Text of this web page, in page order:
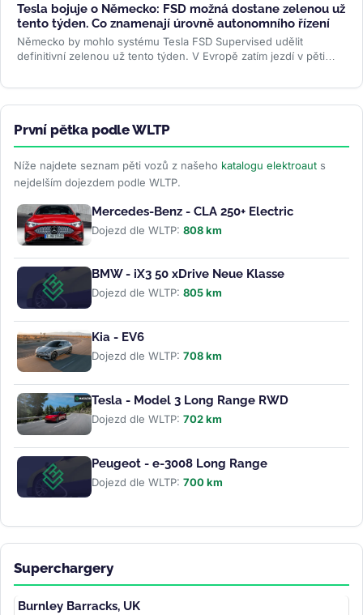
Tesla bojuje o Německo: FSD možná dostane zelenou už
tento týden. Co znamenají úrovně autonomního řízení
Německo by mohlo systému Tesla FSD Supervised udělit
definitivní zelenou už tento týden. V Evropě zatím jezdí v pěti
První pětka podle WLTP
Níže najdete seznam pěti vozů z našeho katalogu elektroaut s
nejdelším dojezdem podle WLTP.
Mercedes-Benz - CLA 250+ Electric
Dojezd dle WLTP: 808 km
BMW - iX3 50 xDrive Neue Klasse
Dojezd dle WLTP: 805 km
Kia - EV6
Dojezd dle WLTP: 708 km
Tesla - Model 3 Long Range RWD
Dojezd dle WLTP: 702 km
Peugeot - e-3008 Long Range
Dojezd dle WLTP: 700 km
Superchargery
Burnley Barracks, UK